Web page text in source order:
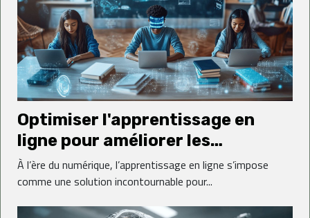
Optimiser l'apprentissage en
ligne pour améliorer les
performances académiques
À l’ère du numérique, l’apprentissage en ligne s’impose
comme une solution incontournable pour...